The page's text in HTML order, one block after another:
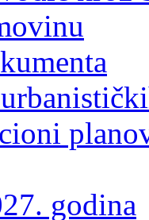
godina